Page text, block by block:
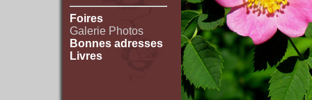
Foires
Galerie Photos
Bonnes adresses
Livres